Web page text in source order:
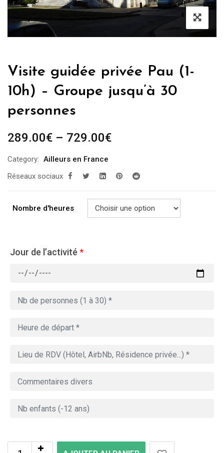
Visite guidée privée Pau (1-
10h) – Groupe jusqu’à 30
personnes
289.00€ – 729.00€
Category: Ailleurs en France
Réseaux sociaux
Nombre d'heures
Jour de l’activité *